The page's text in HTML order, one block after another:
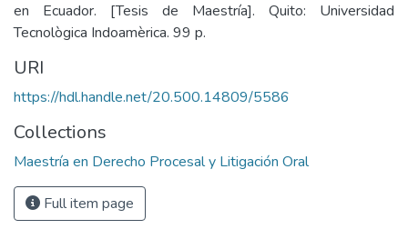
en Ecuador. [Tesis de Maestría]. Quito: Universidad
Tecnològica Indoamèrica. 99 p.
URI
https://hdl.handle.net/20.500.14809/5586
Collections
Maestría en Derecho Procesal y Litigación Oral
Full item page